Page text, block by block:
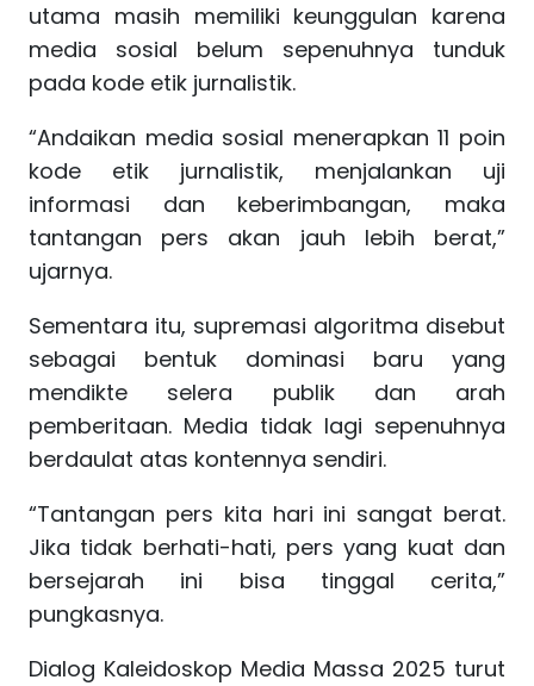
utama masih memiliki keunggulan karena
media sosial belum sepenuhnya tunduk
pada kode etik jurnalistik.
“Andaikan media sosial menerapkan 11 poin
kode etik jurnalistik, menjalankan uji
informasi dan keberimbangan, maka
tantangan pers akan jauh lebih berat,”
ujarnya.
Sementara itu, supremasi algoritma disebut
sebagai bentuk dominasi baru yang
mendikte selera publik dan arah
pemberitaan. Media tidak lagi sepenuhnya
berdaulat atas kontennya sendiri.
“Tantangan pers kita hari ini sangat berat.
Jika tidak berhati-hati, pers yang kuat dan
bersejarah ini bisa tinggal cerita,”
pungkasnya.
Dialog Kaleidoskop Media Massa 2025 turut